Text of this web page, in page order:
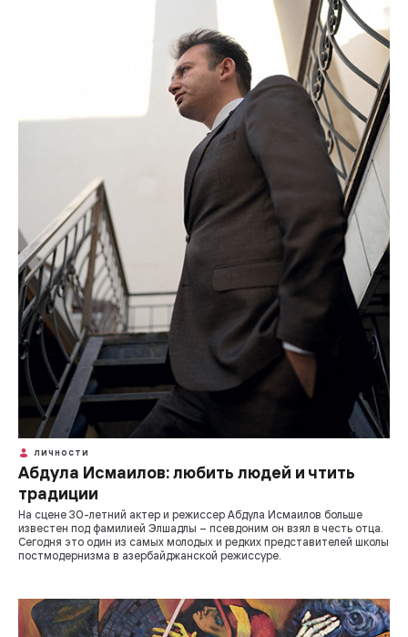
ЛИЧНОСТИ
Абдула Исмаилов: любить людей и чтить
традиции
На сцене 30-летний актер и режиссер Абдула Исмаилов больше
известен под фамилией Элшадлы – псевдоним он взял в честь отца.
Сегодня это один из самых молодых и редких представителей школы
постмодернизма в азербайджанской режиссуре.